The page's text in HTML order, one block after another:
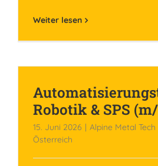
Weiter lesen
Robotik & SPS
15. Juni 2026 | Alpine Metal
Österreich